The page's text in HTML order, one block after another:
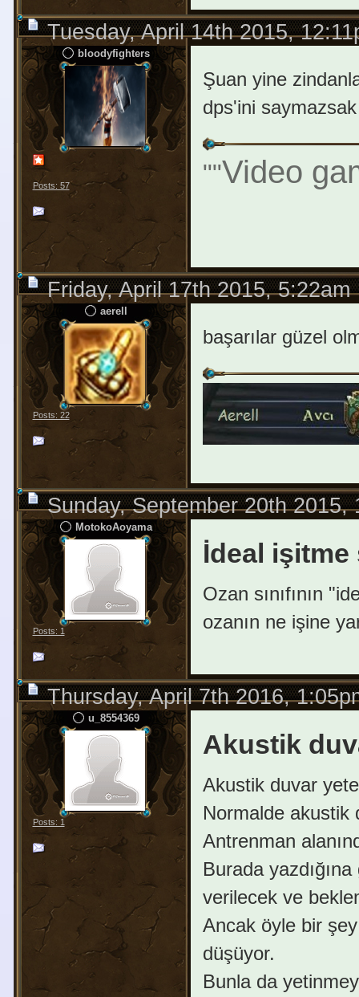
Tuesday, April 14th 2015,
bloodyfighters
Posts: 57
Şuan yine
dps'ini
""Video
Friday, April 17th 2015, 5:22am
aerell
Posts: 22
başarılar güzel
Sunday, September 20th 2015,
MotokoAoyama
Posts: 1
İdeal
Ozan sınıfının
ozanın ne işine
Thursday, April 7th 2016,
u_8554369
Posts: 1
Akustik
Akustik duvar
Normalde akustik
Antrenman
Burada
verilecek ve
Ancak öyle bir
düşüyor.
Bunla da